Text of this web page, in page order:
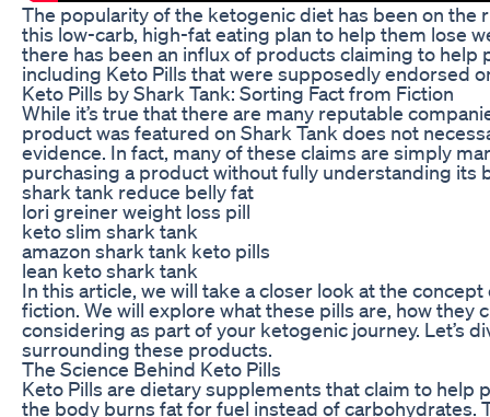
The popularity of the ketogenic diet has been on
this low-carb, high-fat eating plan to help them lose
there has been an influx of products claiming to help
including Keto Pills that were supposedly endorsed
Keto Pills by Shark Tank: Sorting Fact from Fiction
While it’s true that there are many reputable
product was featured on Shark Tank does not
evidence. In fact, many of these claims are simply
purchasing a product without fully understanding its
shark tank reduce belly fat
lori greiner weight loss pill
keto slim shark tank
amazon shark tank keto pills
lean keto shark tank
In this article, we will take a closer look at the
fiction. We will explore what these pills are, how
considering as part of your ketogenic journey. Let’s
surrounding these products.
The Science Behind Keto Pills
Keto Pills are dietary supplements that claim to help
the body burns fat for fuel instead of carbohydrates.